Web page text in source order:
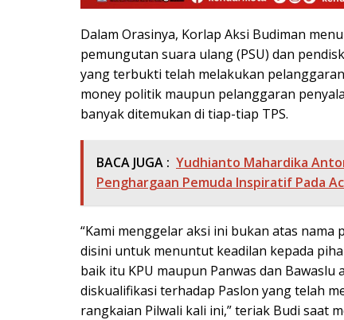
Dalam Orasinya, Korlap Aksi Budiman
pemungutan suara ulang (PSU) dan
yang terbukti telah melakukan
money politik maupun pelanggaran
banyak ditemukan di tiap-tiap TPS.
BACA JUGA : Yudhianto Mahardika
Penghargaan Pemuda Inspiratif Pada
“Kami menggelar aksi ini bukan atas nama
disini untuk menuntut keadilan kepada
baik itu KPU maupun Panwas dan Bawaslu
diskualifikasi terhadap Paslon yang telah
rangkaian Pilwali kali ini,” teriak Budi saat